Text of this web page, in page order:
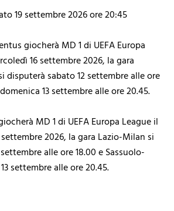
19 settembre 2026 ore 20:45
giocherà MD 1 di UEFA Europa
16settembre 2026, la gara
disputerà sabato 12 settembre alle ore
13 settembre alle ore 20.45.
MD 1 di UEFA Europa League il
2026, la gara Lazio-Milan si
alle ore 18.00 e Sassuolo-
settembre alle ore 20.45.